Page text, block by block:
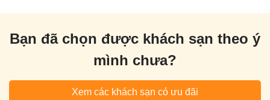
Bạn đã chọn được khách sạn theo ý
mình chưa?
Xem các khách sạn có ưu đãi